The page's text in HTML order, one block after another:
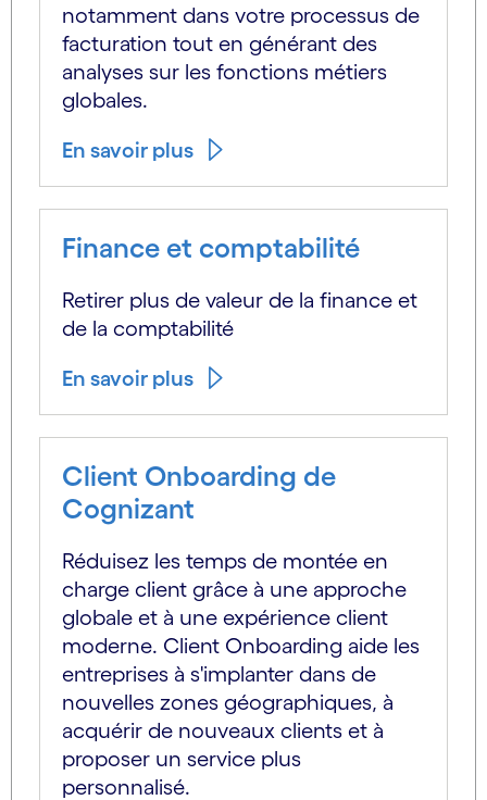
notamment dans votre processus de
facturation tout en générant des
analyses sur les fonctions métiers
globales.
En savoir plus
Finance et comptabilité
Retirer plus de valeur de la finance et
de la comptabilité
En savoir plus
Client Onboarding de
Cognizant
Réduisez les temps de montée en
charge client grâce à une approche
globale et à une expérience client
moderne. Client Onboarding aide les
entreprises à s'implanter dans de
nouvelles zones géographiques, à
acquérir de nouveaux clients et à
proposer un service plus
personnalisé.